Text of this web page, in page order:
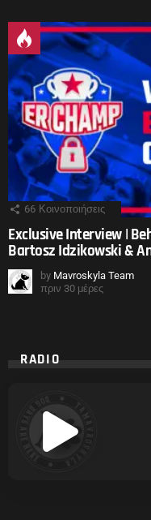
66 Κοινοποιήσεις
Exclusive Interview |
Bartosz Idzikowski &
by Mavroskyla Team
πριν 30 μέρες
RADIO